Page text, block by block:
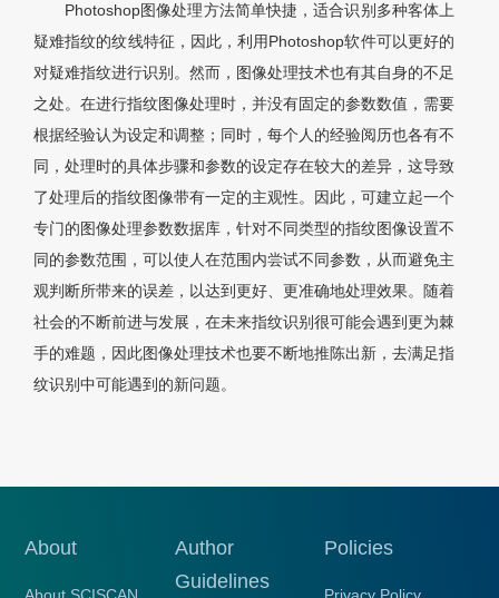
Photoshop图像处理方法简单快捷，适合识别多种客体上
疑难指纹的纹线特征，因此，利用Photoshop软件可以更好的
对疑难指纹进行识别。然而，图像处理技术也有其自身的不足
之处。在进行指纹图像处理时，并没有固定的参数数值，需要
根据经验认为设定和调整；同时，每个人的经验阅历也各有不
同，处理时的具体步骤和参数的设定存在较大的差异，这导致
了处理后的指纹图像带有一定的主观性。因此，可建立起一个
专门的图像处理参数数据库，针对不同类型的指纹图像设置不
同的参数范围，可以使人在范围内尝试不同参数，从而避免主
观判断所带来的误差，以达到更好、更准确地处理效果。随着
社会的不断前进与发展，在未来指纹识别很可能会遇到更为棘
手的难题，因此图像处理技术也要不断地推陈出新，去满足指
纹识别中可能遇到的新问题。
About
Author
Guidelines
Policies